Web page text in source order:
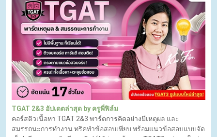
TGAT 2&3 อัปเดตล่าสุด by ครูพี่ฟิล์ม
คอร์สติวเนื้อหา TGAT 2&3 พาร์ตการคิดอย่างมีเหตุผล และ
สมรรถนะการทำงาน ทริคทำข้อสอบเพียบ พร้อมแนวข้อสอบแบบจัด